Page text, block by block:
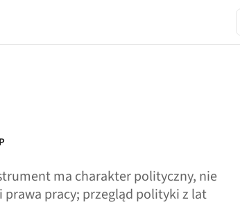
ma charakter polityczny, nie
pracy; przegląd polityki z lat